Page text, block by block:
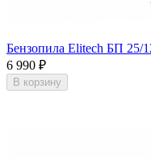
Бензопила Elitech БП 25/
6 990 ₽
В корзину